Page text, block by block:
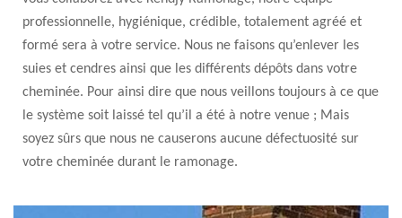
professionnelle, hygiénique, crédible, totalement agréé et
formé sera à votre service. Nous ne faisons qu’enlever les
suies et cendres ainsi que les différents dépôts dans votre
cheminée. Pour ainsi dire que nous veillons toujours à ce que
le système soit laissé tel qu’il a été à notre venue ; Mais
soyez sûrs que nous ne causerons aucune défectuosité sur
votre cheminée durant le ramonage.